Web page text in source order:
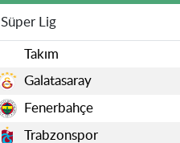
Süper Lig
Takım
Galatasaray
Fenerbahçe
Trabzonspor